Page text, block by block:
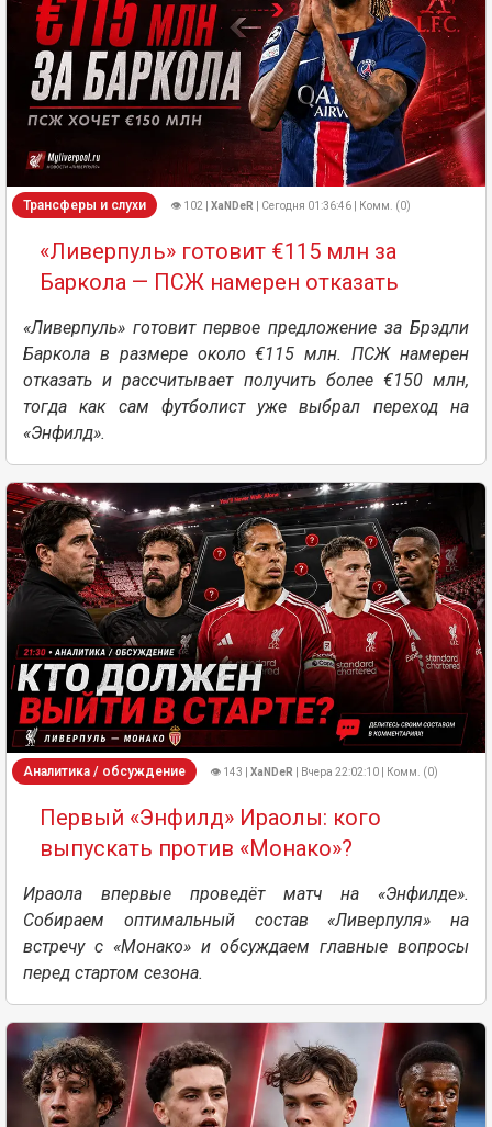
Трансферы и слухи 👁 102 | XaNDeR | Сегодня 01:36:46 | Комм. (0)
«Ливерпуль» готовит €115 млн за
Баркола — ПСЖ намерен отказать
«Ливерпуль» готовит первое предложение за Брэдли
Баркола в размере около €115 млн. ПСЖ намерен
отказать и рассчитывает получить более €150 млн,
тогда как сам футболист уже выбрал переход на
«Энфилд».
Аналитика / обсуждение 👁 143 | XaNDeR | Вчера 22:02:10 | Комм. (0)
Первый «Энфилд» Ираолы: кого
выпускать против «Монако»?
Ираола впервые проведёт матч на «Энфилде».
Собираем оптимальный состав «Ливерпуля» на
встречу с «Монако» и обсуждаем главные вопросы
перед стартом сезона.